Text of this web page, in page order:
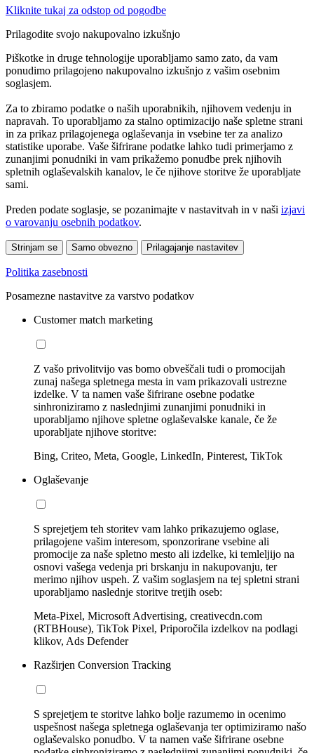
Kliknite tukaj za odstop od pogodbe
Prilagodite svojo nakupovalno izkušnjo
Piškotke in druge tehnologije uporabljamo samo zato, da vam
ponudimo prilagojeno nakupovalno izkušnjo z vašim osebnim
soglasjem.
Za to zbiramo podatke o naših uporabnikih, njihovem vedenju in
napravah. To uporabljamo za stalno optimizacijo naše spletne strani
in za prikaz prilagojenega oglaševanja in vsebine ter za analizo
statistike uporabe. Vaše šifrirane podatke lahko tudi primerjamo z
zunanjimi ponudniki in vam prikažemo ponudbe prek njihovih
spletnih oglaševalskih kanalov, le če njihove storitve že uporabljate
sami.
Preden podate soglasje, se pozanimajte v nastavitvah in v naši izjavi
o varovanju osebnih podatkov.
Strinjam se Samo obvezno Prilagajanje nastavitev
Politika zasebnosti
Posamezne nastavitve za varstvo podatkov
Customer match marketing
Z vašo privolitvijo vas bomo obveščali tudi o promocijah
zunaj našega spletnega mesta in vam prikazovali ustrezne
izdelke. V ta namen vaše šifrirane osebne podatke
sinhroniziramo z naslednjimi zunanjimi ponudniki in
uporabljamo njihove spletne oglaševalske kanale, če že
uporabljate njihove storitve:
Bing, Criteo, Meta, Google, LinkedIn, Pinterest, TikTok
Oglaševanje
S sprejetjem teh storitev vam lahko prikazujemo oglase,
prilagojene vašim interesom, sponzorirane vsebine ali
promocije za naše spletno mesto ali izdelke, ki temleljijo na
osnovi vašega vedenja pri brskanju in nakupovanju, ter
merimo njihov uspeh. Z vašim soglasjem na tej spletni strani
uporabljamo naslednje storitve tretjih oseb:
Meta-Pixel, Microsoft Advertising, creativecdn.com
(RTBHouse), TikTok Pixel, Priporočila izdelkov na podlagi
klikov, Ads Defender
Razširjen Conversion Tracking
S sprejetjem te storitve lahko bolje razumemo in ocenimo
uspešnost našega spletnega oglaševanja ter optimiziramo našo
oglaševalsko ponudbo. V ta namen vaše šifrirane osebne